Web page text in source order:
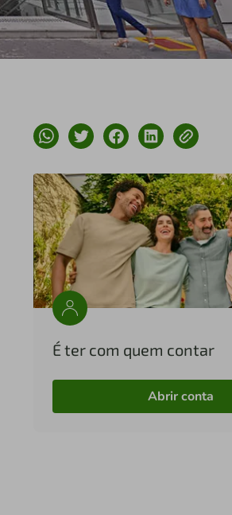
É ter com quem contar
Abrir conta